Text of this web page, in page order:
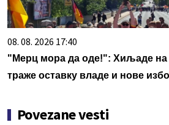
08. 08. 2026 17:40
"Мерц мора да оде!": Хиљаде на
траже оставку владе и нове
Povezane vesti